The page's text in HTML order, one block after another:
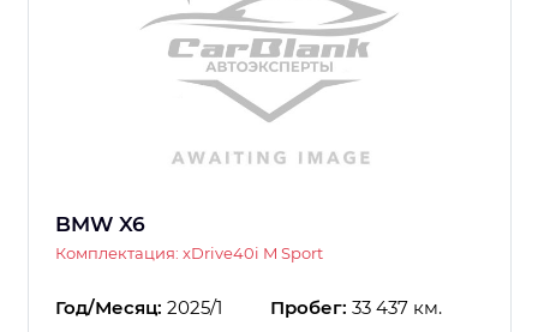
BMW X6
Комплектация: xDrive40i M Sport
Год/Месяц: 2025/1 Пробег: 33 437 км.